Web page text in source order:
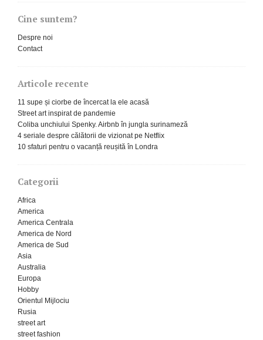
Cine suntem?
Despre noi
Contact
Articole recente
11 supe și ciorbe de încercat la ele acasă
Street art inspirat de pandemie
Coliba unchiului Spenky. Airbnb în jungla surinameză
4 seriale despre călătorii de vizionat pe Netflix
10 sfaturi pentru o vacanță reușită în Londra
Categorii
Africa
America
America Centrala
America de Nord
America de Sud
Asia
Australia
Europa
Hobby
Orientul Mijlociu
Rusia
street art
street fashion